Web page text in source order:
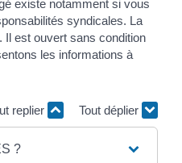
existe notamment si vous
syndicales. La
Il est ouvert sans condition
les informations à
replier Tout déplier
?